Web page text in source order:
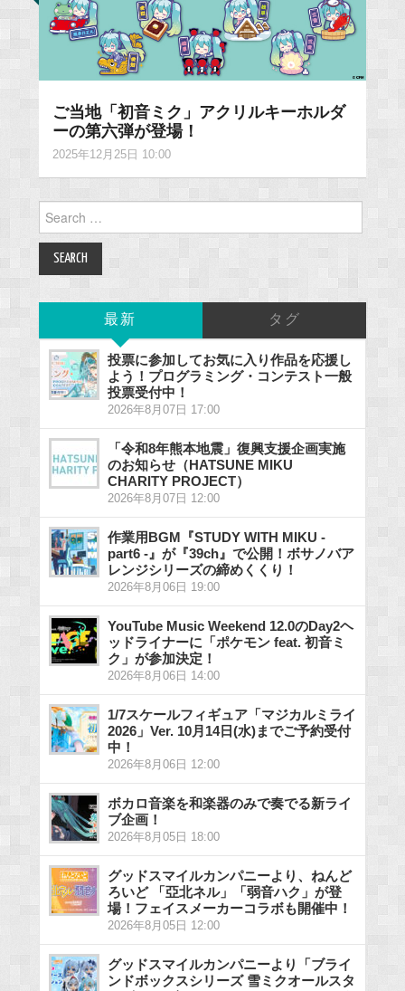
ご当地「初音ミク」アクリルキーホルダ
ーの第六弾が登場！
2025年12月25日 10:00
for:
最新 タグ
投票に参加してお気に入り作品を応援し
よう！プログラミング・コンテスト一般
投票受付中！
2026年8月07日 17:00
「令和8年熊本地震」復興支援企画実施
のお知らせ（HATSUNE MIKU
CHARITY PROJECT）
2026年8月07日 12:00
作業用BGM『STUDY WITH MIKU -
part6 -』が『39ch』で公開！ボサノバア
レンジシリーズの締めくくり！
2026年8月06日 19:00
YouTube Music Weekend 12.0のDay2ヘ
ッドライナーに「ポケモン feat. 初音ミ
ク」が参加決定！
2026年8月06日 14:00
1/7スケールフィギュア「マジカルミライ
2026」Ver. 10月14日(水)までご予約受付
中！
2026年8月06日 12:00
ボカロ音楽を和楽器のみで奏でる新ライ
ブ企画！
2026年8月05日 18:00
グッドスマイルカンパニーより、ねんど
ろいど 「亞北ネル」「弱音ハク」が登
場！フェイスメーカーコラボも開催中！
2026年8月05日 12:00
グッドスマイルカンパニーより「ブライ
ンドボックスシリーズ 雪ミクオールスタ